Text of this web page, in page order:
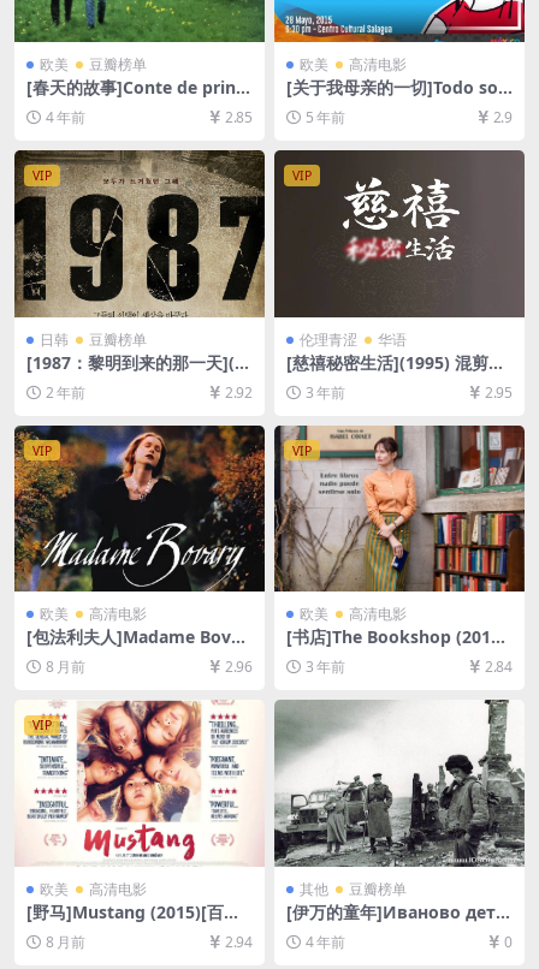
欧美 豆瓣榜单
[春天的故事]Conte de printe
mps (1990)[百度网盘+迅雷云
盘资源1080P超清][MP4/6G
B][中文字幕]
4 年前 2.85
欧美 高清电影
[关于我母亲的一切]Todo sob
re mi madre (1999)[百度网
盘+迅雷云盘资源1080P超清
未删减][MP4/6.5GB][中文字
幕]
5 年前 2.9
VIP
日韩 豆瓣榜单
[1987：黎明到来的那一天](2
017)[百度网盘+夸克网盘1080
P超清未删减资源][网盘在线播
幕]
2 年前 2.92
VIP
伦理青涩 华语
[慈禧秘密生活](1995) 混剪版
+蓝光版[百度网盘+夸克网盘1
080P超清未删减资源][网盘在
GB][粤语中字]
3 年前 2.95
VIP
欧美 高清电影
[包法利夫人]Madame Bovar
y (1991)[百度网盘+夸克网盘1
080P超清未删减资源][网盘在
线播放/下载][MP4/10GB][中
文字幕]
8 月前 2.96
VIP
欧美 高清电影
[书店]The Bookshop (2017)
[百度网盘+夸克网盘1080P超
清未删减资源][网盘在线播放/
下载][MP4/7.1GB][中英字幕]
3 年前 2.84
VIP
欧美 高清电影
[野马]Mustang (2015)[百度
网盘+夸克网盘1080P超清未
删减资源][网盘在线播放/下
8 月前 2.94
其他 豆瓣榜单
[伊万的童年]Иваново детс
тво (1962)[百度网盘+迅雷云
盘资源1080P超清未删减][MP
4 年前 0